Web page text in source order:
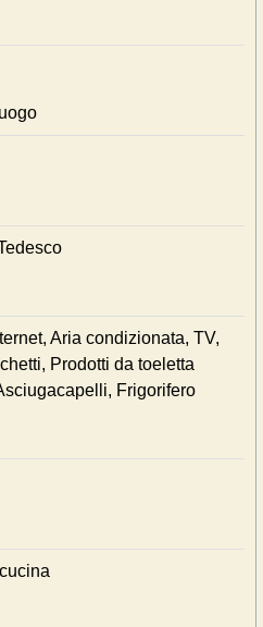
Aria condizionata, TV,
Prodotti da toeletta
Frigorifero